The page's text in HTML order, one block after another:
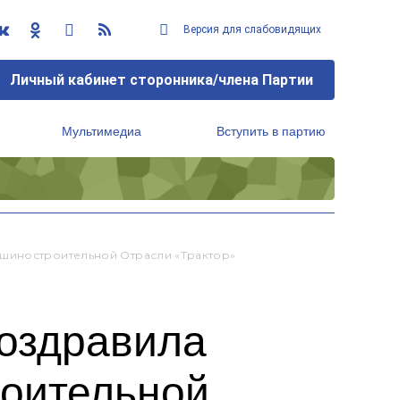
Версия для слабовидящих
Личный кабинет сторонника/члена Партии
Мультимедиа Вступить в партию
Отрасли «Трактор»